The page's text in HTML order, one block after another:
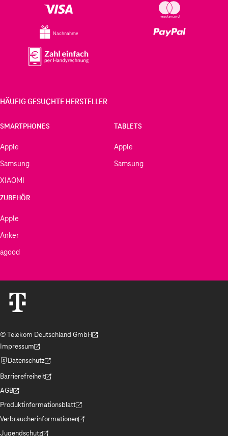
Nachnahme
HÄUFIG GESUCHTE HERSTELLER
SMARTPHONES
Apple
Samsung
XIAOMI
TABLETS
Apple
Samsung
ZUBEHÖR
Apple
Anker
agood
© Telekom Deutschland GmbH
(Der Link wird in einem neuen Tab geöffnet)
Impressum
(Der Link wird in einem neuen Tab geöffnet)
Datenschutz
(Der Link wird in einem neuen Tab geöffnet)
Barrierefreiheit
(Der Link wird in einem neuen Tab geöffnet)
AGB
(Der Link wird in einem neuen Tab geöffnet)
Produktinformationsblatt
(Der Link wird in einem neuen Tab geöffnet)
Verbraucherinformationen
(Der Link wird in einem neuen Tab geöffnet)
Jugendschutz